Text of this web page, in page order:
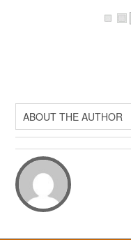
ABOUT THE AUTHOR